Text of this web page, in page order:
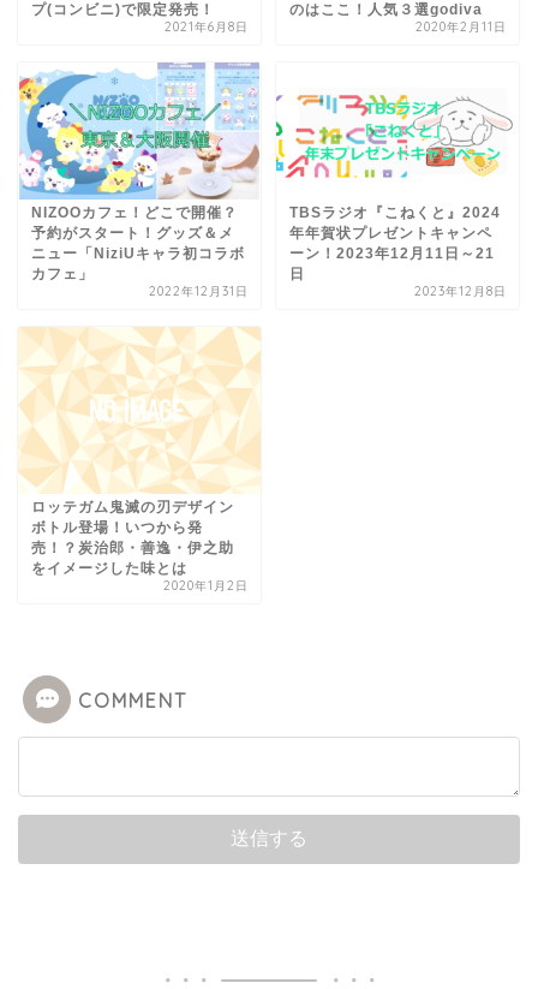
プ(コンビニ)で限定発売！
2021年6月8日
のはここ！人気３選godiva
2020年2月11日
NIZOOカフェ！どこで開催？
予約がスタート！グッズ＆メ
ニュー「NiziUキャラ初コラボ
カフェ」
2022年12月31日
TBSラジオ『こねくと』2024
年年賀状プレゼントキャンペ
ーン！2023年12月11日～21
日
2023年12月8日
ロッテガム鬼滅の刃デザイン
ボトル登場！いつから発
売！？炭治郎・善逸・伊之助
をイメージした味とは
2020年1月2日
COMMENT